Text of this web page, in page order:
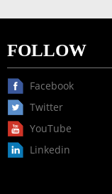
FOLLOW
Facebook
Twitter
YouTube
Linkedin